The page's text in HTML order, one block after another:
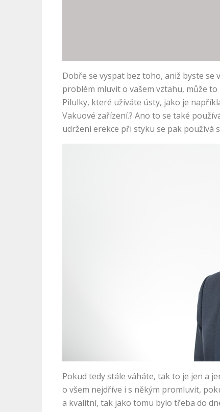
Dobře se vyspat bez toho, aniž byste
problém mluvit o vašem vztahu, může
Pilulky, které užíváte ústy, jako je
Vakuové zařízení.? Ano to se také
udržení erekce při styku se pak používá
Pokud tedy stále váháte, tak to je jen a
o všem nejdříve i s někým promluvit,
a kvalitní, tak jako tomu bylo třeba do